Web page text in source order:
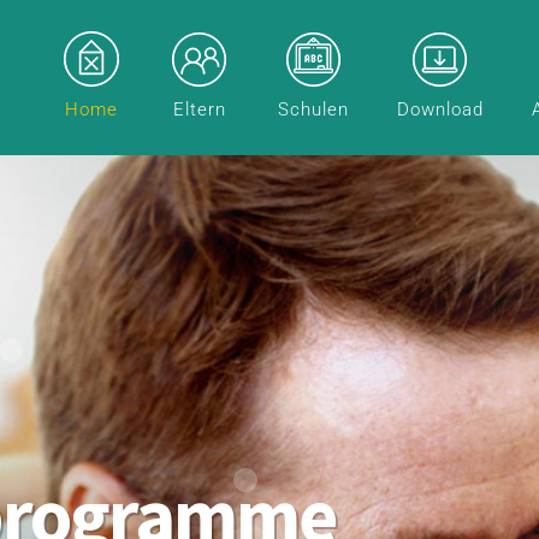
Home Eltern Schulen Download